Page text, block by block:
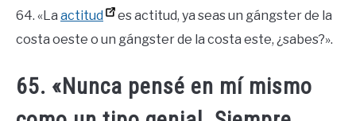
64. «La actitud
es actitud, ya seas un gángster de la
costa oeste o un gángster de la costa este, ¿sabes?».
65. «Nunca pensé en mí mismo